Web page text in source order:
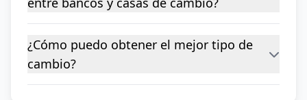
¿Cómo puedo obtener el mejor tipo de
cambio?